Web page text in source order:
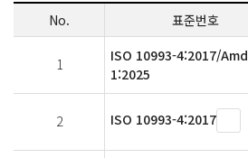
No. 표준번호
1
ISO 10993-4:2017/Amd
1:2025
2 ISO 10993-4:2017